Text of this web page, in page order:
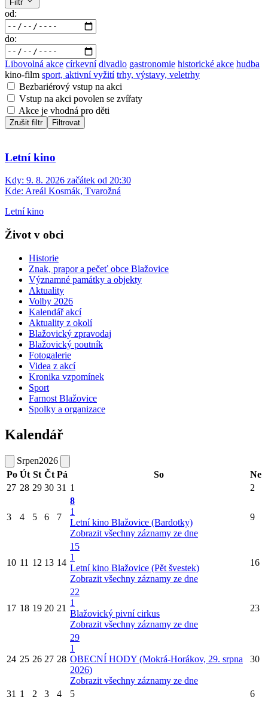
Filtr
od:
do:
Libovolná akce církevní divadlo gastronomie historické akce hudba
kino-film sport, aktivní vyžití trhy, výstavy, veletrhy
Bezbariérový vstup na akci
Vstup na akci povolen se zvířaty
Akce je vhodná pro děti
Zrušit filtr Filtrovat
Letní kino
Kdy: 9. 8. 2026 začátek od 20:30
Kde: Areál Kosmák, Tvarožná
Letní kino
Život v obci
Historie
Znak, prapor a pečeť obce Blažovice
Významné památky a objekty
Aktuality
Volby 2026
Kalendář akcí
Aktuality z okolí
Blažovický zpravodaj
Blažovický poutník
Fotogalerie
Videa z akcí
Kronika vzpomínek
Sport
Farnost Blažovice
Spolky a organizace
Kalendář
Srpen2026
Po Út St Čt Pá So
Ne
27 28 29 30 31 1 2
3 4 5 6 7
8
1
Letní kino Blažovice (Bardotky)
Zobrazit všechny záznamy ze dne
9
10 11 12 13 14
15
1
Letní kino Blažovice (Pět švestek)
Zobrazit všechny záznamy ze dne
16
17 18 19 20 21
22
1
Blažovický pivní cirkus
Zobrazit všechny záznamy ze dne
23
24 25 26 27 28
29
1
OBECNÍ HODY (Mokrá-Horákov, 29. srpna
2026)
Zobrazit všechny záznamy ze dne
30
31 1 2 3 4 5 6